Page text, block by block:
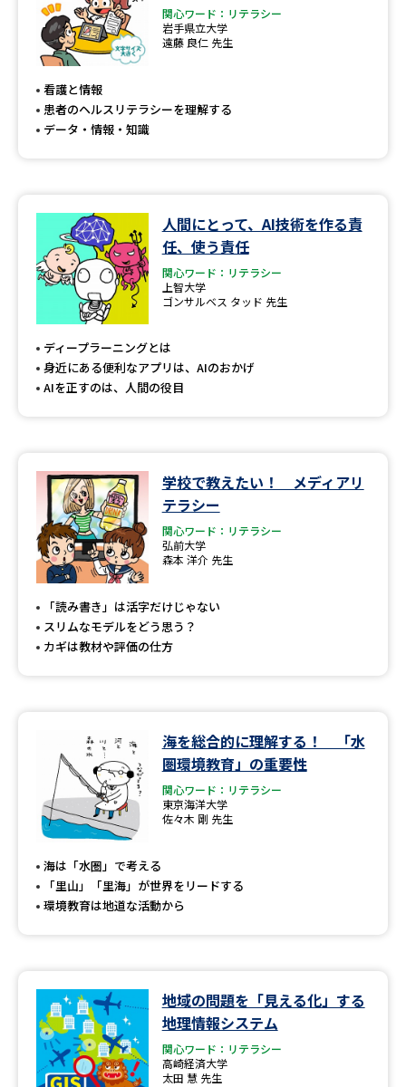
関心ワード：リテラシー
岩手県立大学
遠藤 良仁 先生
看護と情報
患者のヘルスリテラシーを理解する
データ・情報・知識
人間にとって、AI技術を作る責
任、使う責任
関心ワード：リテラシー
上智大学
ゴンサルベス タッド 先生
ディープラーニングとは
身近にある便利なアプリは、AIのおかげ
AIを正すのは、人間の役目
学校で教えたい！ メディアリ
テラシー
関心ワード：リテラシー
弘前大学
森本 洋介 先生
「読み書き」は活字だけじゃない
スリムなモデルをどう思う？
カギは教材や評価の仕方
海を総合的に理解する！ 「水
圏環境教育」の重要性
関心ワード：リテラシー
東京海洋大学
佐々木 剛 先生
海は「水圏」で考える
「里山」「里海」が世界をリードする
環境教育は地道な活動から
地域の問題を「見える化」する
地理情報システム
関心ワード：リテラシー
高崎経済大学
太田 慧 先生